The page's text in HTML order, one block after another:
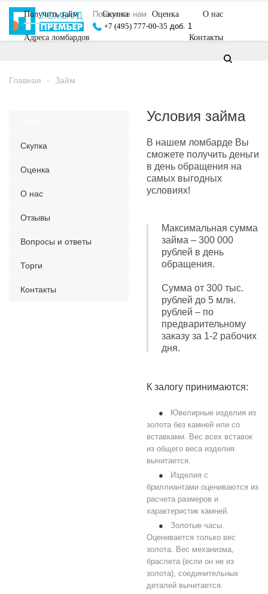
Позвоните нам
+7 (495) 777-00-35 доб. 1
Получить займ Скупка Оценка О нас
Адреса ломбардов Контакты
Главная - Займ
Скупка
Оценка
О нас
Отзывы
Вопросы и ответы
Торги
Контакты
Условия займа
В нашем ломбарде Вы
сможете получить деньги
в день обращения на
самых выгодных
условиях!
Максимальная сумма
займа – 300 000
рублей в день
обращения.
Сумма от 300 тыс.
рублей до 5 млн.
рублей – по
предварительному
заказу за 1-2 рабочих
дня.
К залогу принимаются:
Ювелирные изделия из
золота без камней или со
вставками. Вес всех вставок
из общего веса изделия
вычитается.
Изделия с
бриллиантами оцениваются из
расчета размеров и
характеристик камней.
Золотые часы.
Оценивается только вес
золота. Вес механизма,
браслета (если он не из
золота), соединительных
деталей вычитается.